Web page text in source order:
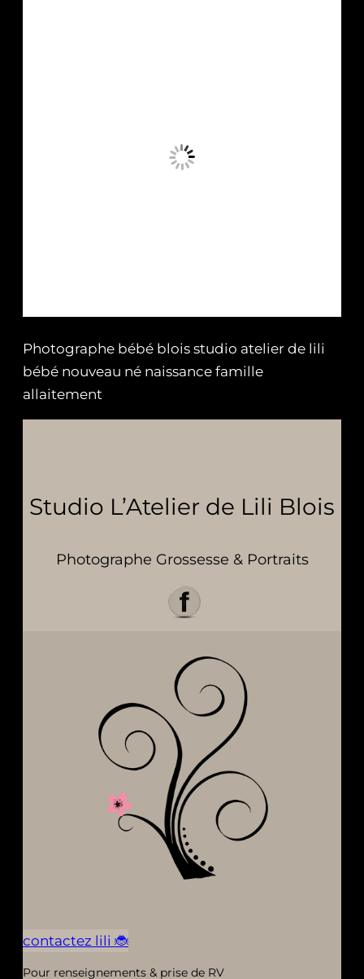
Photographe bébé blois studio atelier de lili
bébé nouveau né naissance famille
allaitement
Studio L’Atelier de Lili Blois
Photographe Grossesse & Portraits
contactez lili 🐞
Pour renseignements & prise de RV